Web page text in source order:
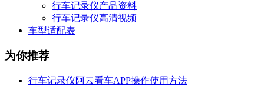
行车记录仪产品资料
行车记录仪高清视频
车型适配表
为你推荐
行车记录仪阿云看车APP操作使用方法